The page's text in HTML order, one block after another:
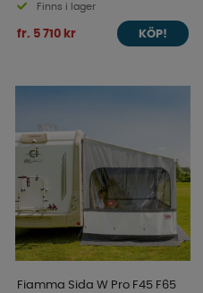
Finns i lager
fr. 5 710 kr KÖP!
Fiamma Sida W Pro F45 F65